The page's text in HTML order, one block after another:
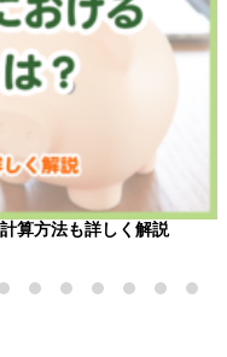
算方法も詳しく解説